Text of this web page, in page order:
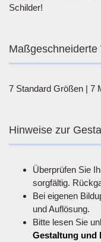
Schilder!
Maßgeschneiderte
7 Standard Größen | 7
Hinweise zur
Überprüfen Sie
sorgfältig.
Bei eigenen
und Auflösung.
Bitte lesen Sie
Gestaltung und